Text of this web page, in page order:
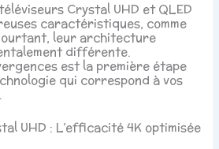
Crystal UHD et QLED
caractéristiques, comme
leur architecture
différente.
est la première étape
qui correspond à vos
UHD : L’efficacité 4K optimisée